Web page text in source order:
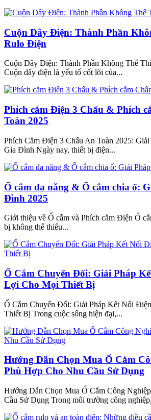
Cuộn Dây Điện: Thành Phần
Rulo Điện
Cuộn Dây Điện: Thành Phần Không Thể
Cuộn dây điện là yếu tố cốt lõi của...
Phích cắm Điện 3 Chấu & Phích
Toàn 2025
Phích Cắm Điện 3 Chấu An Toàn 2025:
Gia Đình Ngày nay, thiết bị điện...
Ổ cắm đa năng & Ổ cắm chia ổ:
Đình 2025
Giới thiệu về Ổ cắm và Phích cắm Điện Ổ
bị không thể thiếu...
Ổ Cắm Chuyển Đổi: Giải Pháp
Lợi Cho Mọi Thiết Bị
Ổ Cắm Chuyển Đổi: Giải Pháp Kết Nối
Thiết Bị Trong cuộc sống hiện đại,...
Hướng Dẫn Chọn Mua Ổ Cắm
Phù Hợp Cho Nhu Cầu Sử Dụng
Hướng Dẫn Chọn Mua Ổ Cắm Công
Cầu Sử Dụng Trong môi trường công